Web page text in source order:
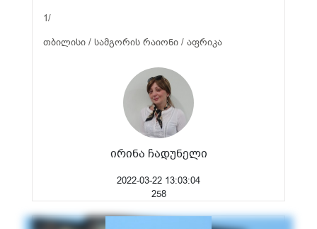
1/
თბილისი / სამგორის რაიონი / აფრიკა
ირინა ჩადუნელი
2022-03-22 13:03:04
258